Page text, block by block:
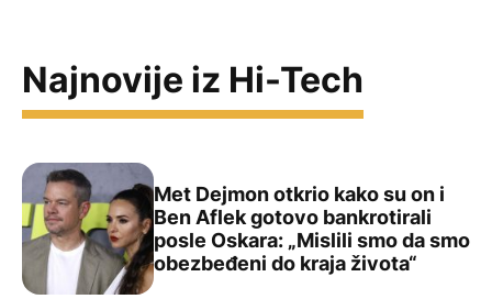
Najnovije iz Hi-Tech
Met Dejmon otkrio kako su on i Ben Aflek gotovo
Met Dejmon otkrio kako su on i
Ben Aflek gotovo bankrotirali
posle Oskara: „Mislili smo da smo
obezbeđeni do kraja života“